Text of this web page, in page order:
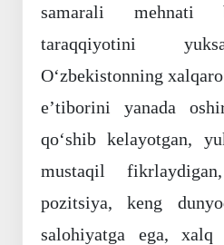
samarali mehnati
taraqqiyotini
O‘zbekistonning
e’tiborini yanada
qo‘shib kelayotgan,
mustaqil
pozitsiya, keng
salohiyatga ega,